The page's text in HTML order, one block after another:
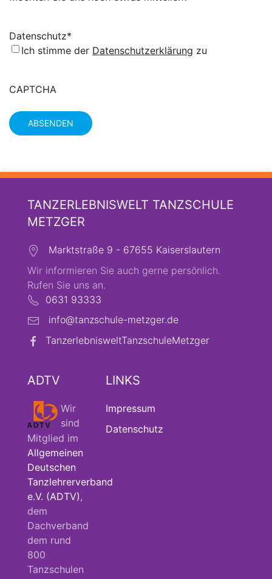
Datenschutz*
Ich stimme der Datenschutzerklärung zu
CAPTCHA
TANZERLEBNISWELT TANZSCHULE
METZGER
Marktstraße 9 - 67655 Kaiserslautern
Wir informieren Sie auch gerne persönlich.
Rufen Sie uns an.
0631 93333
info@tanzschule-metzger.de
TanzerlebnisweltTanzschuleMetzger
ADTV
Wir
sind
Mitglied im
Allgemeinen
Deutschen
Tanzlehrerverband
e.V. (ADTV) ,
dem
Dachverband
dem rund
800
Tanzschulen
LINKS
Impressum
Datenschutz